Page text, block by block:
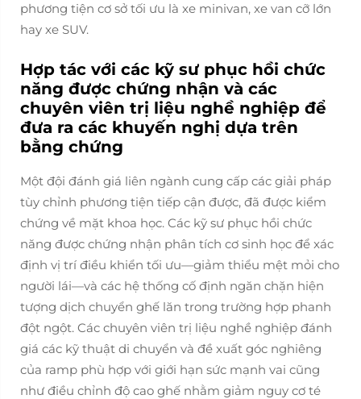
phương tiện cơ sở tối ưu là xe minivan, xe van cỡ lớn
hay xe SUV.
Hợp tác với các kỹ sư phục hồi chức
năng được chứng nhận và các
chuyên viên trị liệu nghề nghiệp để
đưa ra các khuyến nghị dựa trên
bằng chứng
Một đội đánh giá liên ngành cung cấp các giải pháp
tùy chỉnh phương tiện tiếp cận được, đã được kiểm
chứng về mặt khoa học. Các kỹ sư phục hồi chức
năng được chứng nhận phân tích cơ sinh học để xác
định vị trí điều khiển tối ưu—giảm thiểu mệt mỏi cho
người lái—và các hệ thống cố định ngăn chặn hiện
tượng dịch chuyển ghế lăn trong trường hợp phanh
đột ngột. Các chuyên viên trị liệu nghề nghiệp đánh
giá các kỹ thuật di chuyển và đề xuất góc nghiêng
của ramp phù hợp với giới hạn sức mạnh vai cũng
như điều chỉnh độ cao ghế nhằm giảm nguy cơ té